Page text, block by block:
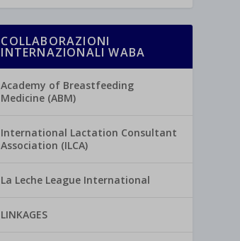
COLLABORAZIONI
INTERNAZIONALI WABA
Academy of Breastfeeding
Medicine (ABM)
International Lactation Consultant
Association (ILCA)
La Leche League International
LINKAGES